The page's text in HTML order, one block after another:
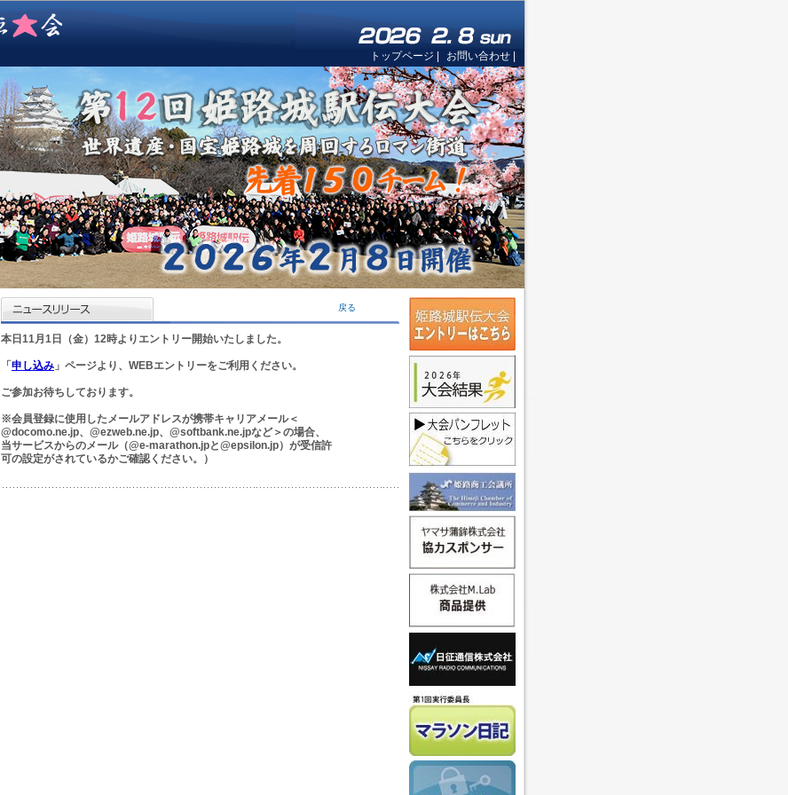
トップページ お問い合わせ
戻る
本日11月1日（金）12時よりエントリー開始いたしました。
「 申し込み 」ページより、WEBエントリーをご利用ください。
ご参加お待ちしております。
※会員登録に使用したメールアドレスが携帯キャリアメール＜
@docomo.ne.jp、@ezweb.ne.jp、@softbank.ne.jpなど＞の場合、
当サービスからのメール（@e-marathon.jpと@epsilon.jp）が受信許
可の設定がされているかご確認ください。）